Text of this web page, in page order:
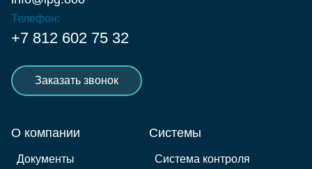
Телефон:
+7 812 602 75 32
Заказать звонок
О компании
Документы
Системы
Система контроля